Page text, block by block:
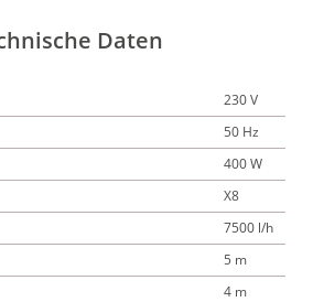
Daten
230 V
50 Hz
400 W
X8
7500 l/h
5 m
4 m